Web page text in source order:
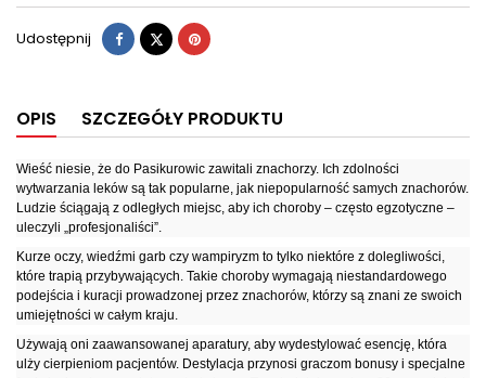
Udostępnij Udostępnij
TweetujPinterest
OPIS SZCZEGÓŁY PRODUKTU
Wieść niesie, że do Pasikurowic zawitali znachorzy. Ich zdolności
wytwarzania leków są tak popularne, jak niepopularność samych znachorów.
Ludzie ściągają z odległych miejsc, aby ich choroby – często egzotyczne –
uleczyli „profesjonaliści”.
Kurze oczy, wiedźmi garb czy wampiryzm to tylko niektóre z dolegliwości,
które trapią przybywających. Takie choroby wymagają niestandardowego
podejścia i kuracji prowadzonej przez znachorów, którzy są znani ze swoich
umiejętności w całym kraju.
Używają oni zaawansowanej aparatury, aby wydestylować esencję, która
ulży cierpieniom pacjentów. Destylacja przynosi graczom bonusy i specjalne